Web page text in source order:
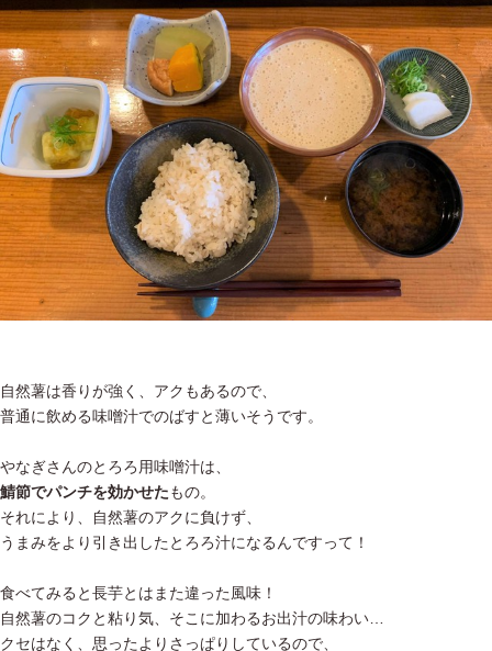
自然薯は香りが強く、アクもあるので、
普通に飲める味噌汁でのばすと薄いそうです。
やなぎさんのとろろ用味噌汁は、
鯖節でパンチを効かせたもの。
それにより、自然薯のアクに負けず、
うまみをより引き出したとろろ汁になるんですって！
食べてみると長芋とはまた違った風味！
自然薯のコクと粘り気、そこに加わるお出汁の味わい…
クセはなく、思ったよりさっぱりしているので、